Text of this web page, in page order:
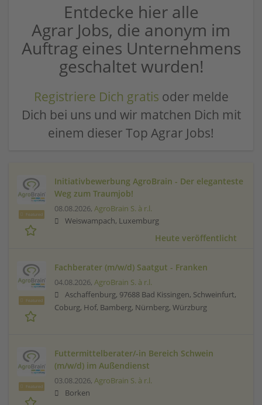
Entdecke hier alle
Agrar Jobs, die anonym im
Auftrag eines Unternehmens
geschaltet wurden!
Registriere Dich gratis oder melde
Dich bei uns und wir matchen Dich mit
einem dieser Top Agrar Jobs!
Featured
Initiativbewerbung AgroBrain - Der eleganteste
Weg zum Traumjob!
08.08.2026, AgroBrain S. à r.l.
Weiswampach, Luxemburg
Heute veröffentlicht
Featured
Fachberater (m/w/d) Saatgut - Franken
04.08.2026, AgroBrain S. à r.l.
Aschaffenburg, 97688 Bad Kissingen, Schweinfurt,
Coburg, Hof, Bamberg, Nürnberg, Würzburg
Featured
Futtermittelberater/-in Bereich Schwein
(m/w/d) im Außendienst
03.08.2026, AgroBrain S. à r.l.
Borken